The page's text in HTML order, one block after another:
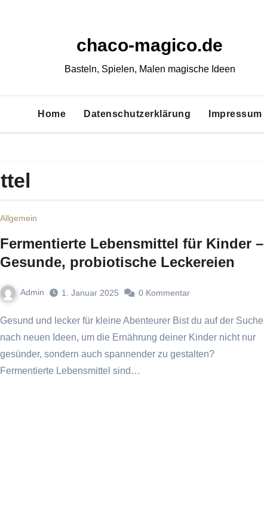
chaco-magico.de
Basteln, Spielen, Malen magische Ideen
Home Datenschutzerklärung Impressum
Allgemein
Fermentierte Lebensmittel für Kinder –
Gesunde, probiotische Leckereien
Admin 1. Januar 2025 0 Kommentar
Gesund und lecker für kleine Abenteurer Bist du auf der Suche
nach neuen Ideen, um die Ernährung deiner Kinder nicht nur
gesünder, sondern auch spannender zu gestalten?
Fermentierte Lebensmittel sind…